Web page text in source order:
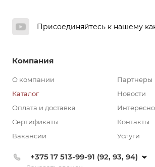
Присоединяйтесь к нашему
Компания
О компании
Каталог
Оплата и доставка
Сертификаты
Вакансии
Партнеры
Новости
Интересно
Контакты
Услуги
+375 17 513-99-91 (92, 93, 94)